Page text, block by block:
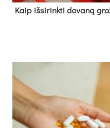
Kaip išsirinkti dovaną